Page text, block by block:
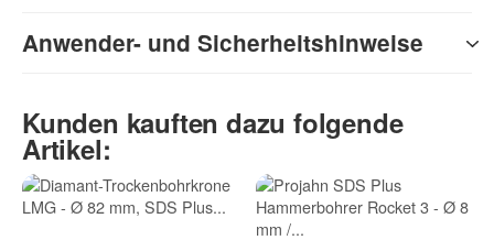
Anwender- und Sicherheitshinweise
Kunden kauften dazu folgende
Artikel: